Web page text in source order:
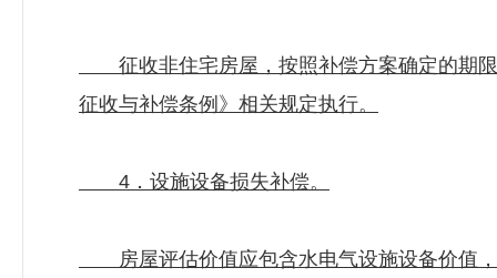
征收非住宅房屋，按照补偿方案确定的期限
征收与补偿条例》相关规定执行。
4．设施设备损失补偿。
房屋评估价值应包含水电气设施设备价值，